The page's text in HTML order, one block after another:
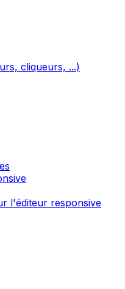
cliqueurs, ...)
l'éditeur responsive